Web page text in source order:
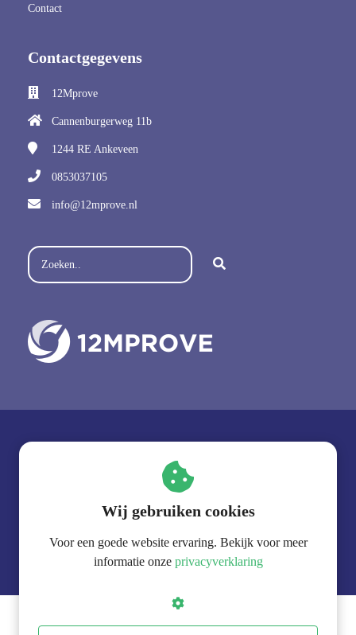
Contact
Contactgegevens
12Mprove
Cannenburgerweg 11b
1244 RE Ankeveen
0853037105
info@12mprove.nl
© 12Mprove
Wij gebruiken cookies
Voor een goede website ervaring. Bekijk voor meer
informatie onze privacyverklaring